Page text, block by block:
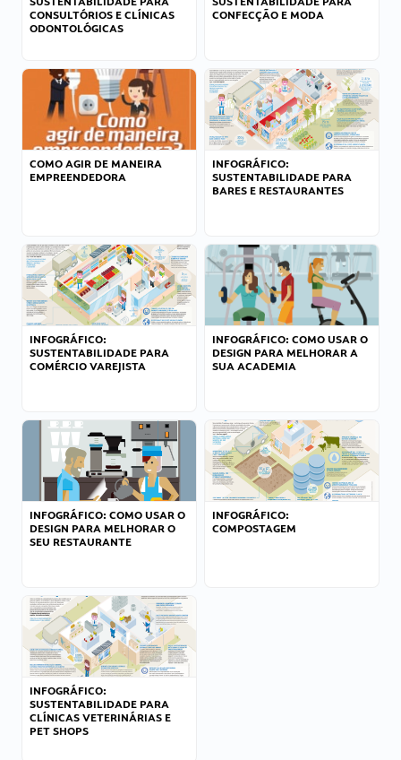
CONSULTÓRIOS E CLÍNICAS
ODONTOLÓGICAS
CONFECÇÃO E MODA
COMO AGIR DE MANEIRA
EMPREENDEDORA
INFOGRÁFICO:
SUSTENTABILIDADE PARA
BARES E RESTAURANTES
INFOGRÁFICO:
SUSTENTABILIDADE PARA
COMÉRCIO VAREJISTA
INFOGRÁFICO: COMO USAR O
DESIGN PARA MELHORAR A
SUA ACADEMIA
INFOGRÁFICO: COMO USAR O
DESIGN PARA MELHORAR O
SEU RESTAURANTE
INFOGRÁFICO:
COMPOSTAGEM
INFOGRÁFICO:
SUSTENTABILIDADE PARA
CLÍNICAS VETERINÁRIAS E
PET SHOPS